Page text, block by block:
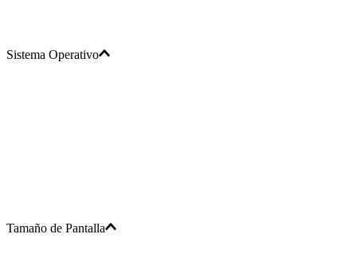
Sistema Operativo
Tamaño de Pantalla